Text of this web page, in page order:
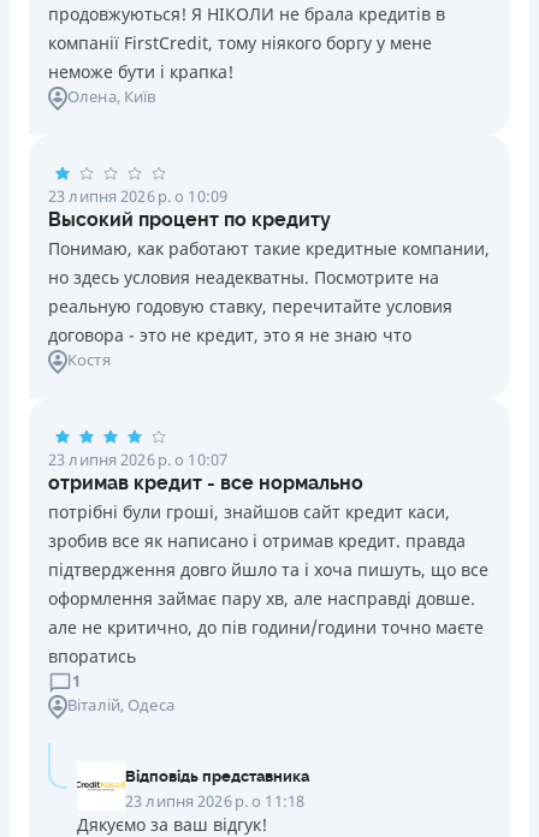
продовжуються! Я НІКОЛИ не брала кредитів в
компанії FirstCredit, тому ніякого боргу у мене
неможе бути і крапка!
Олена, Київ
23 липня 2026 р. о 10:09
Высокий процент по кредиту
Понимаю, как работают такие кредитные компании,
но здесь условия неадекватны. Посмотрите на
реальную годовую ставку, перечитайте условия
договора - это не кредит, это я не знаю что
Костя
23 липня 2026 р. о 10:07
отримав кредит - все нормально
потрібні були гроші, знайшов сайт кредит каси,
зробив все як написано і отримав кредит. правда
підтвердження довго йшло та і хоча пишуть, що все
оформлення займає пару хв, але насправді довше.
але не критично, до пів години/години точно маєте
впоратись
1
Віталій, Одеса
Відповідь представника
23 липня 2026 р. о 11:18
Дякуємо за ваш відгук!